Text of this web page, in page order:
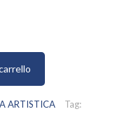
ARTISTICA Tag: